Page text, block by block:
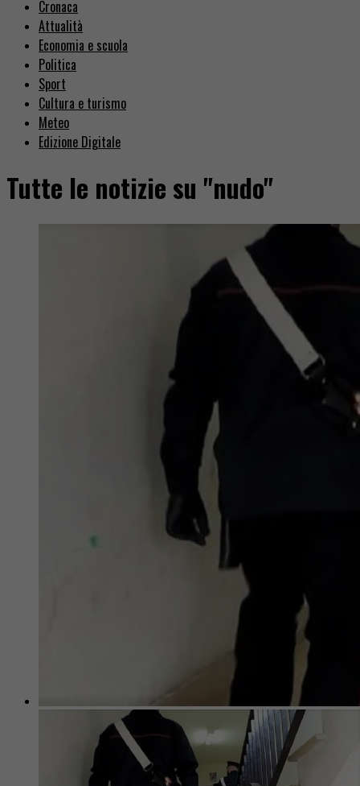
Cronaca
Attualità
Economia e scuola
Politica
Sport
Cultura e turismo
Meteo
Edizione Digitale
Tutte le notizie su "nudo"